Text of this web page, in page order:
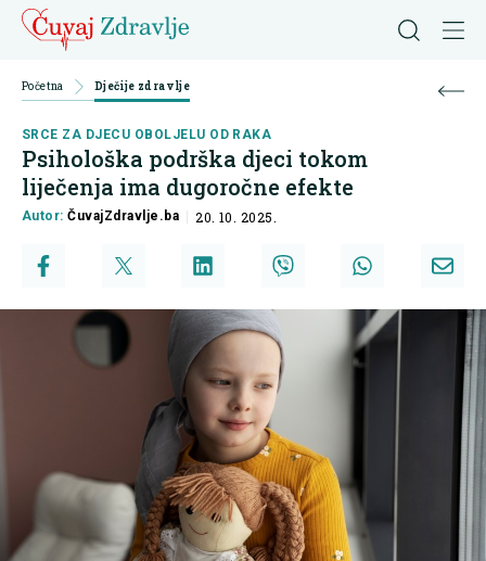
Početna Dječije zdravlje
SRCE ZA DJECU OBOLJELU OD RAKA
Psihološka podrška djeci tokom
liječenja ima dugoročne efekte
Autor:ČuvajZdravlje.ba 20. 10. 2025.